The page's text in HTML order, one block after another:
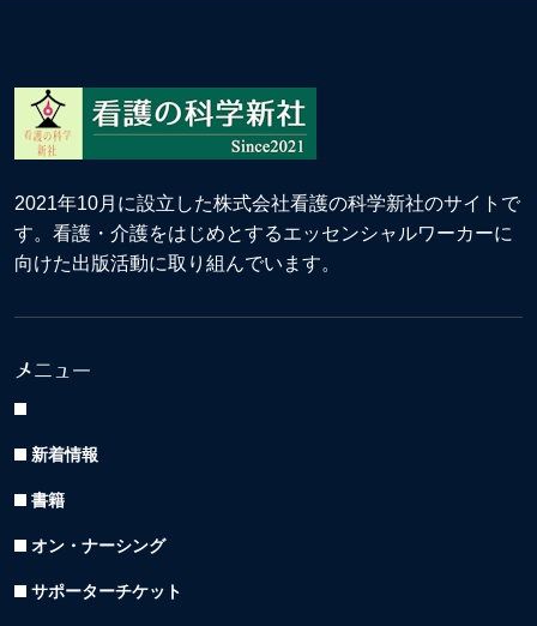
2021年10月に設立した株式会社看護の科学新社のサイトで
す。看護・介護をはじめとするエッセンシャルワーカーに
向けた出版活動に取り組んでいます。
メニュー
新着情報
書籍
オン・ナーシング
サポーターチケット